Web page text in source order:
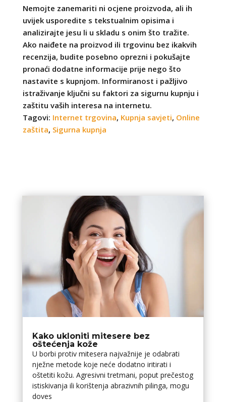
Nemojte zanemariti ni ocjene proizvoda, ali ih
uvijek usporedite s tekstualnim opisima i
analizirajte jesu li u skladu s onim što tražite.
Ako naiđete na proizvod ili trgovinu bez ikakvih
recenzija, budite posebno oprezni i pokušajte
pronaći dodatne informacije prije nego što
nastavite s kupnjom. Informiranost i pažljivo
istraživanje ključni su faktori za sigurnu kupnju i
zaštitu vaših interesa na internetu.
Tagovi: Internet trgovina, Kupnja savjeti, Online
zaštita, Sigurna kupnja
Kako ukloniti mitesere bez
oštećenja kože
U borbi protiv mitesera najvažnije je odabrati
nježne metode koje neće dodatno iritirati i
oštetiti kožu. Agresivni tretmani, poput prečestog
istiskivanja ili korištenja abrazivnih pilinga, mogu
doves